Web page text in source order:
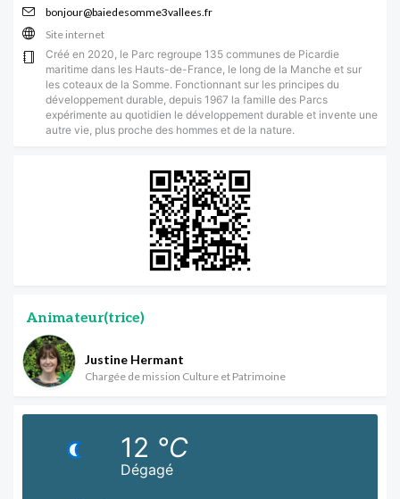
bonjour@baiedesomme3vallees.fr
Site internet
Créé en 2020, le Parc regroupe 135 communes de Picardie
maritime dans les Hauts-de-France, le long de la Manche et sur
les coteaux de la Somme. Fonctionnant sur les principes du
développement durable, depuis 1967 la famille des Parcs
expérimente au quotidien le développement durable et invente une
autre vie, plus proche des hommes et de la nature.
Animateur(trice)
Justine Hermant
Chargée de mission Culture et Patrimoine
Dégagé
12 °C